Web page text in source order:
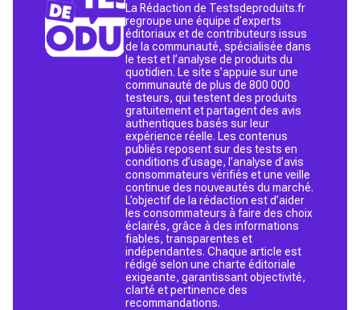
La Rédaction de Testsdeproduits.fr
regroupe une équipe d’experts
éditoriaux et de contributeurs issus
de la communauté, spécialisée dans
le test et l’analyse de produits du
quotidien. Le site s’appuie sur une
communauté de plus de 800 000
testeurs, qui testent des produits
gratuitement et partagent des avis
authentiques basés sur leur
expérience réelle. Les contenus
publiés reposent sur des tests en
conditions d’usage, l’analyse d’avis
consommateurs vérifiés et une veille
continue des nouveautés du marché.
L’objectif de la rédaction est d’aider
les consommateurs à faire des choix
éclairés, grâce à des informations
fiables, transparentes et
indépendantes. Chaque article est
rédigé selon une charte éditoriale
exigeante, garantissant objectivité,
clarté et pertinence des
recommandations.